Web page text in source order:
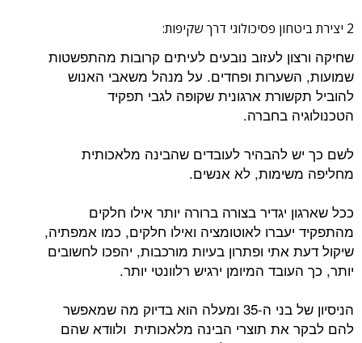
2 יצירת ביטחון פסיכולוגי דרך שקיפות:
שחיקה ורצון לעזוב נובעים לעיתים קרובות מהתפשטות
שמועות, השערות ופחדים. על מנהל משאבי האנוש
להוביל תקשורת ארגונית שקופה לגבי תפקיד
הטכנולוגיה בחברה.
לשם כך יש להבהיר לעובדים שהבינה מלאכותית
מחליפה משימות, לא אנשים.
ככל שארגון יגדיר בצורה ברורה יותר אילו חלקים
מהתפקיד יעברו לאוטומציה ואילו חלקים, כמו אמפתיה,
שיקול דעת אתי ופתרון בעיות מורכבות, יהפכו לחשובים
יותר, כך העובד המיומן ירגיש רלוונטי יותר.
הניסיון של בני ה-35 ומעלה הוא בדיוק מה שמאפשר
להם לבקר את תוצרי הבינה מלאכותית ולוודא שהם